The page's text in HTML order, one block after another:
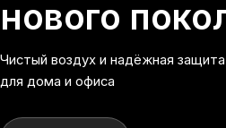
нового
Чистый воздух и надёжная защита
для дома и офиса